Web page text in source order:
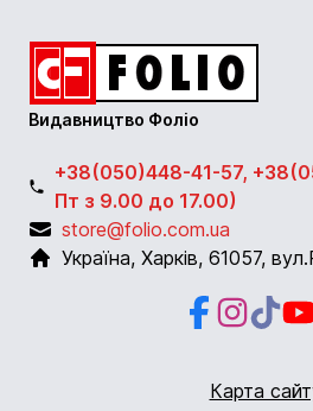
Видавництво Фоліо
+38(050)448-41-57,
Пт з 9.00 до 17.00)
store@folio.com.ua
Україна, Харків, 61057,
Facebook
Instagram
Карта